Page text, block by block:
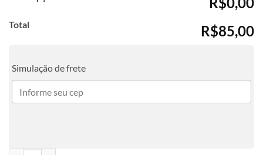
Total R$85,00
Simulação de frete